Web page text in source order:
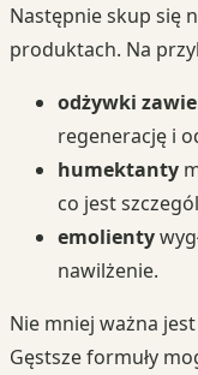
Następnie skup się
produktach. Na
odżywki
regenerację i
humektanty
co jest
emolienty
nawilżenie.
Nie mniej ważna
Gęstsze formuły